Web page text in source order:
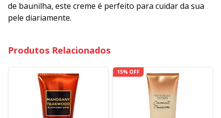
de baunilha, este creme é perfeito para cuidar da sua
pele diariamente.
Produtos Relacionados
15% OFF